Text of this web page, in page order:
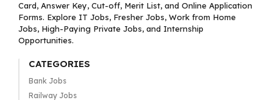
Card, Answer Key, Cut-off, Merit List, and Online Application
Forms. Explore IT Jobs, Fresher Jobs, Work from Home
Jobs, High-Paying Private Jobs, and Internship
Opportunities.
CATEGORIES
Bank Jobs
Railway Jobs